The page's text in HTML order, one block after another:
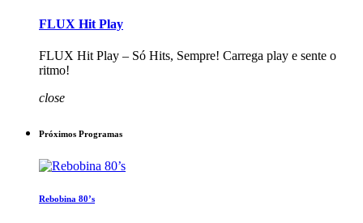
FLUX Hit Play
FLUX Hit Play – Só Hits, Sempre! Carrega play e sente o
ritmo!
close
Próximos Programas
Rebobina 80’s